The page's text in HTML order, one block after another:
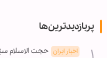
پربازدیدترین‌ها
اخبار ایران حجت الاسلام